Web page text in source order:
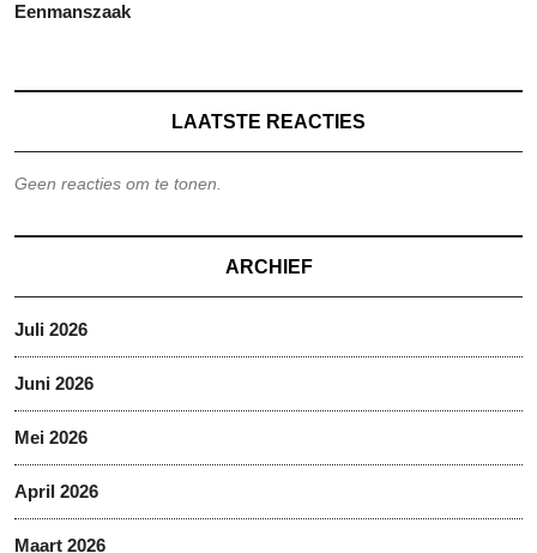
Eenmanszaak
LAATSTE REACTIES
Geen reacties om te tonen.
ARCHIEF
Juli 2026
Juni 2026
Mei 2026
April 2026
Maart 2026